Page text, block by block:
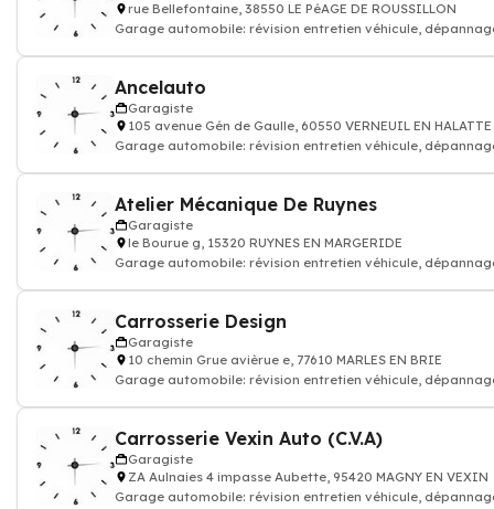
rue Bellefontaine, 38550 LE PéAGE DE ROUSSILLON
Garage automobile: révision entretien véhicule,
Ancelauto
Garagiste
105 avenue Gén de Gaulle, 60550 VERNEUIL EN HALATTE
Garage automobile: révision entretien véhicule,
Atelier Mécanique De Ruynes
Garagiste
le Bourue g, 15320 RUYNES EN MARGERIDE
Garage automobile: révision entretien véhicule,
Carrosserie Design
Garagiste
10 chemin Grue avièrue e, 77610 MARLES EN BRIE
Garage automobile: révision entretien véhicule,
Carrosserie Vexin Auto (C.V.A)
Garagiste
ZA Aulnaies 4 impasse Aubette, 95420 MAGNY EN VEXIN
Garage automobile: révision entretien véhicule,